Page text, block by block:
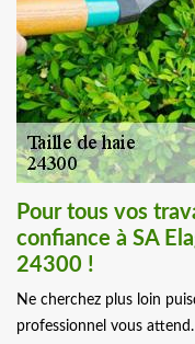
Pour tous vos
confiance à SA
24300 !
Ne cherchez plus loin
professionnel vous